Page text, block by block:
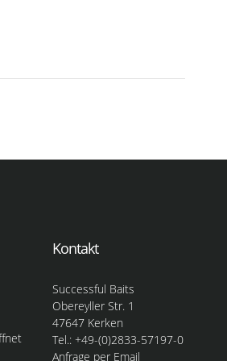
Kontakt
Successful Baits
Obereyller Str. 1
47647 Kerken
Tel.: +49-(0)2833-57197-0
Anfrage per Email